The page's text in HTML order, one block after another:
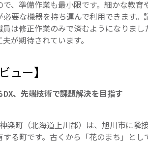
、準備作業も最小限です。細かな教育
要な機器を持ち運んで利用できます。
は修正作業のみで済むようになりまし
が期待されています。
ュー】
、先端技術で課題解決を目指す
楽町（北海道上川郡）は、旭川市に隣
る町です。古くから「花のまち」とし